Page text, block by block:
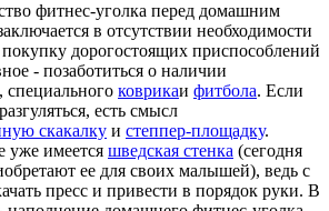
фитнес-уголка перед домашним
в отсутствии необходимости
дорогостоящих приспособлений
- позаботиться о наличии
, специального коврикаи фитбола. Если
есть смысл
скакалку и степпер-площадку.
уже имеется шведская стенка (сегодня
ее для своих малышей), ведь с
пресс и привести в порядок руки. В